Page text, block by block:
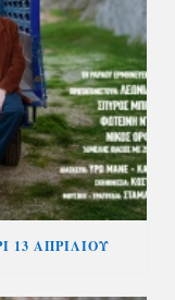
13 ΑΠΡΙΛΙΟΥ